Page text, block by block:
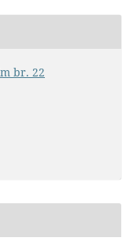
br. 22